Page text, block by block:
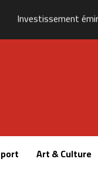
Art & Culture